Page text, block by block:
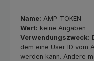
Name: AMP_TOKEN
Wert: keine Angaben
Verwendungszweck:
dem eine User ID vom
werden kann. Andere